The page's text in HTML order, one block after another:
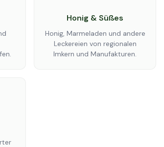
Honig & Süßes
Honig, Marmeladen und andere
Leckereien von regionalen
Imkern und Manufakturen.